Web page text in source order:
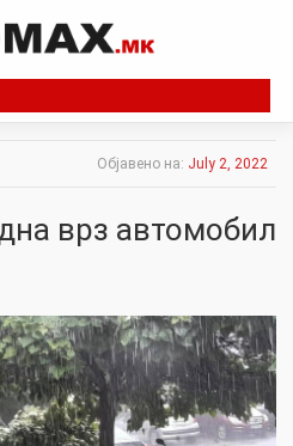
Објавено на: July 2, 2022
врз автомобил